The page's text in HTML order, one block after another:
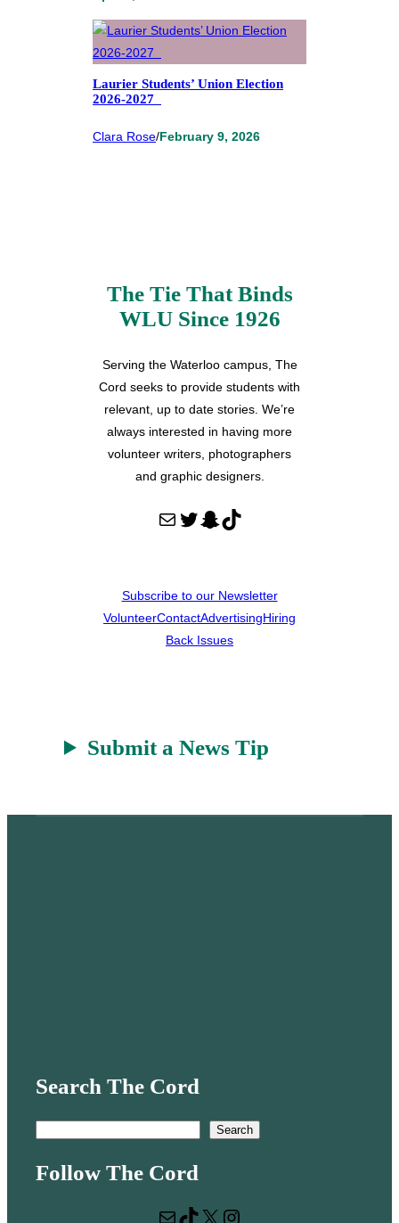
Laurier Students’ Union Election
2026-2027
Clara Rose/February 9, 2026
The Tie That Binds
WLU Since 1926
Serving the Waterloo campus, The
Cord seeks to provide students with
relevant, up to date stories. We’re
always interested in having more
volunteer writers, photographers
and graphic designers.
Mail Twitter Snapchat TikTok
Subscribe to our Newsletter
VolunteerContactAdvertisingHiring
Back Issues
Submit a News Tip
Search The Cord
a
Search
Follow The Cord
Mail
TikTok X Instagram